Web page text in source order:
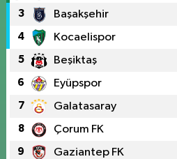
3 Başakşehir
4 Kocaelispor
5 Beşiktaş
6 Eyüpspor
7 Galatasaray
8 Çorum FK
9 Gaziantep FK